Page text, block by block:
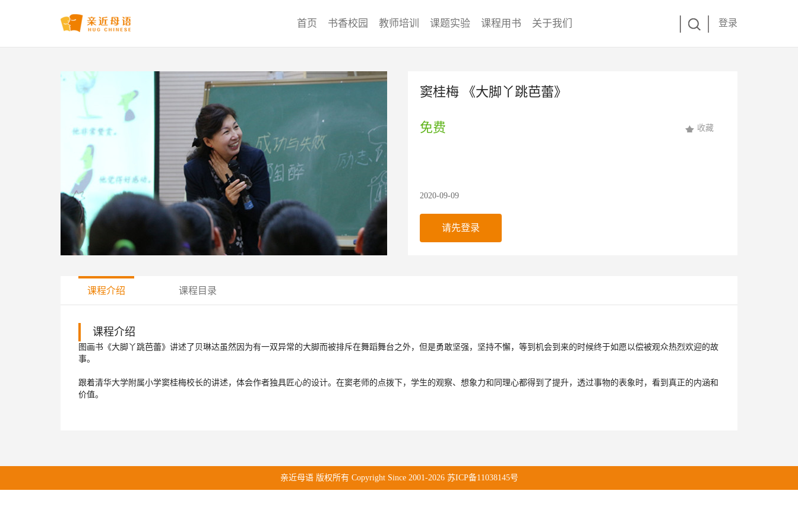
首页 书香校园 教师培训 课题实验 课程用书 关于我们 登录
窦桂梅 《大脚丫跳芭蕾》
免费 收藏
2020-09-09
请先登录
课程介绍 课程目录
课程介绍
图画书《大脚丫跳芭蕾》讲述了贝琳达虽然因为有一双异常的大脚而被排斥在舞蹈舞台之外，但是勇敢坚强，坚持不懈，等到机会到来的时候终于如愿以偿被观众热烈欢迎的故
事。
跟着清华大学附属小学窦桂梅校长的讲述，体会作者独具匠心的设计。在窦老师的点拨下，学生的观察、想象力和同理心都得到了提升，透过事物的表象时，看到真正的内涵和
价值。
亲近母语 版权所有 Copyright Since 2001-2026 苏ICP备11038145号